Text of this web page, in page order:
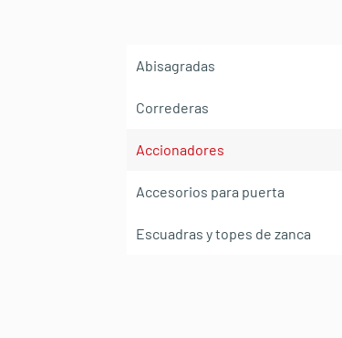
Abisagradas
Correderas
Accionadores
Accesorios para puerta
Escuadras y topes de zanca